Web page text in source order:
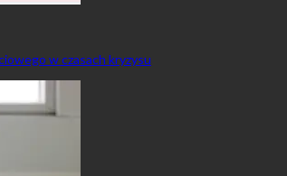
w czasach kryzysu